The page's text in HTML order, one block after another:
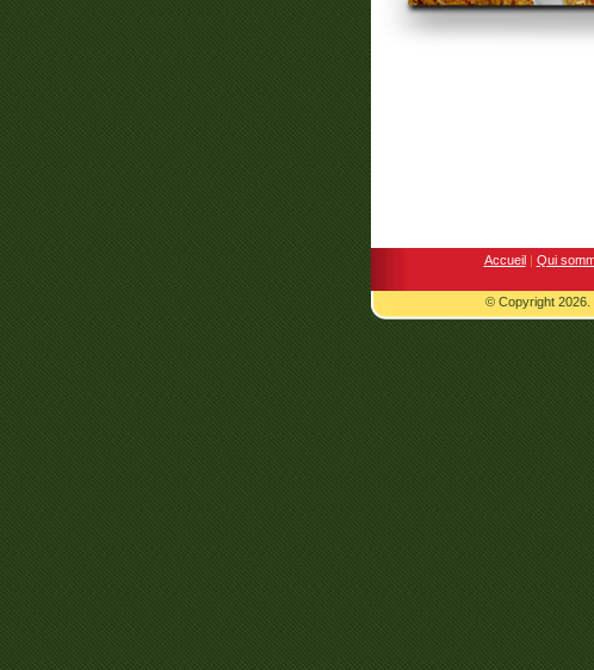
Accueil | Qui
© Copyright 2026.